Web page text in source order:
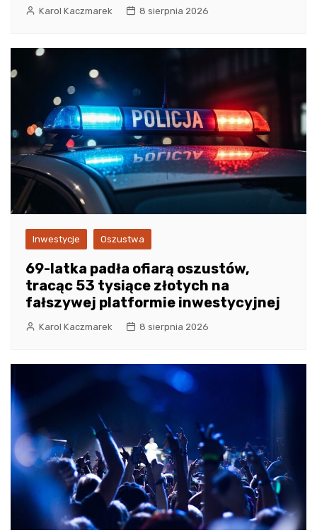
Karol Kaczmarek 8 sierpnia 2026
Inwestycje Oszustwa
69-latka padła ofiarą oszustów,
tracąc 53 tysiące złotych na
fałszywej platformie inwestycyjnej
Karol Kaczmarek 8 sierpnia 2026